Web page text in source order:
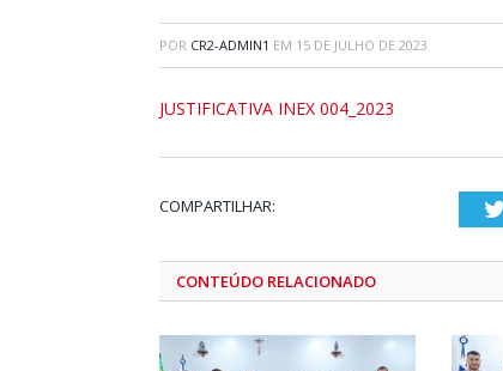
POR CR2-ADMIN1 EM 15 DE JULHO DE 2023
JUSTIFICATIVA INEX 004_2023
COMPARTILHAR:
CONTEÚDO RELACIONADO